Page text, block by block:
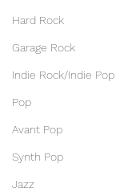
Hard Rock
Garage Rock
Indie Rock/Indie Pop
Pop
Avant Pop
Synth Pop
Jazz